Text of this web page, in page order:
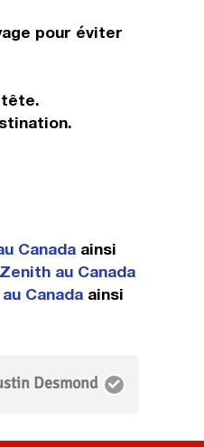
pour éviter
Canada ainsi
au Canada
Canada ainsi
Desmond